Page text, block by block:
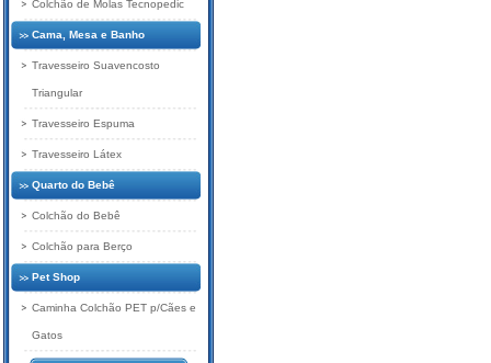
Colchão de Molas Tecnopedic
Cama, Mesa e Banho
Travesseiro Suavencosto
Triangular
Travesseiro Espuma
Travesseiro Látex
Quarto do Bebê
Colchão do Bebê
Colchão para Berço
Pet Shop
Caminha Colchão PET p/Cães e
Gatos